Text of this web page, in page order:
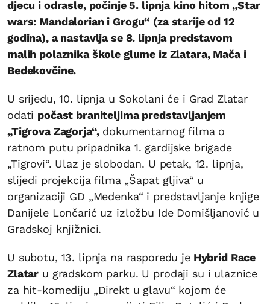
djecu i odrasle, počinje 5. lipnja kino hitom „Star
wars: Mandalorian i Grogu“ (za starije od 12
godina), a nastavlja se 8. lipnja predstavom
malih polaznika škole glume iz Zlatara, Mača i
Bedekovčine.
U srijedu, 10. lipnja u Sokolani će i Grad Zlatar
odati počast braniteljima predstavljanjem
„Tigrova Zagorja“,dokumentarnog filma o
ratnom putu pripadnika 1. gardijske brigade
„Tigrovi“. Ulaz je slobodan. U petak, 12. lipnja,
slijedi projekcija filma „Šapat gljiva“ u
organizaciji GD „Medenka“ i predstavljanje knjige
Danijele Lončarić uz izložbu Ide Domišljanović u
Gradskoj knjižnici.
U subotu, 13. lipnja na rasporedu jeHybrid Race
Zlatar u gradskom parku. U prodaji su i ulaznice
za hit-komediju „Direkt u glavu“ kojom će